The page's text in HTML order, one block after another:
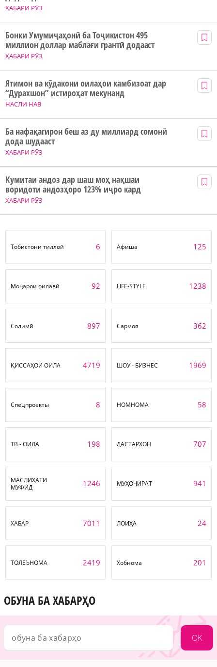
ХАБАРИ РӮЗ
ХАБАРИ РӮЗ
Бонки Умумиҷаҳонӣ ба Тоҷикистон 495
миллион доллар маблағи грантӣ додааст
НАСЛИ НАВ
Ятимон ва кӯдакони оилаҳои камбизоат дар
“Дурахшон” истироҳат мекунанд
ХАБАРИ РӮЗ
Ба нафақагирон беш аз ду миллиард сомонӣ
дода шудааст
ХАБАРИ РӮЗ
Кумитаи андоз дар шаш моҳ нақшаи
воридоти андозҳоро 123% иҷро кард
Тобистони тиллоӣ 6 Афиша 125
Моҷарои оилавӣ 92 LIFE-STYLE 1238
Солимӣ 897 Сармоя 362
ҚИССАҲОИ ОИЛА 4719 ШОУ - БИЗНЕС 1969
Спецпроекты 8 НОМНОМА 58
ТВ - ОИЛА 198 ДАСТАРХОН 707
МАСЛИҲАТИ
МУФИД
1246 МУҲОҶИРАТ 941
ХАБАР 7011 ЛОИҲА 24
ТОЛЕЪНОМА 2419 Хобнома 201
ОБУНА БА ХАБАРҲО
OK